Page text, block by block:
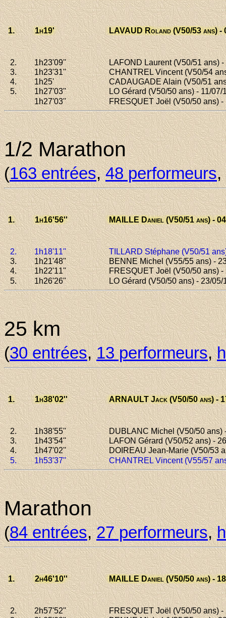
1. 1h19' LAVAUD Roland(V50/53 ans) -
2. 1h23'09'' LAFOND Laurent(V50/51 ans) -
3.
1h23'31'' CHANTREL Vincent(V50/54
4.
1h25' CADAUGADE Alain(V50/51
5.
1h27'03'' LO Gérard(V50/50 ans) - 11/
1h27'03'' FRESQUET Joël(V50/50 ans) -
1/2 Marathon
(163 entrées,48 performeurs,
1. 1h16'56'' MAILLE Daniel(V50/51 ans) -
2. 1h18'11'' TILLARD Stéphane(V50/51
3.
1h21'48'' BENNE Michel(V55/55 ans) -
4.
1h22'11'' FRESQUET Joël(V50/50 ans) -
5.
1h26'26'' LO Gérard(V50/50 ans) - 23/05/
25 km
(30 entrées,13 performeurs,
1. 1h38'02'' ARNAULT Jack(V50/50 ans) -
2. 1h38'55'' DUBLANC Michel(V50/50 ans)
3.
1h43'54'' LAFON Gérard(V50/52 ans) -
4.
1h47'02'' DOIREAU Jean-Marie(V50/53
5.
1h53'37'' CHANTREL Vincent(V55/57
Marathon
(84 entrées,27 performeurs,
1. 2h46'10'' MAILLE Daniel(V50/50 ans) -
2. 2h57'52'' FRESQUET Joël(V50/50 ans) -